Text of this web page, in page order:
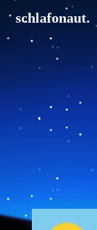
schlafonaut.